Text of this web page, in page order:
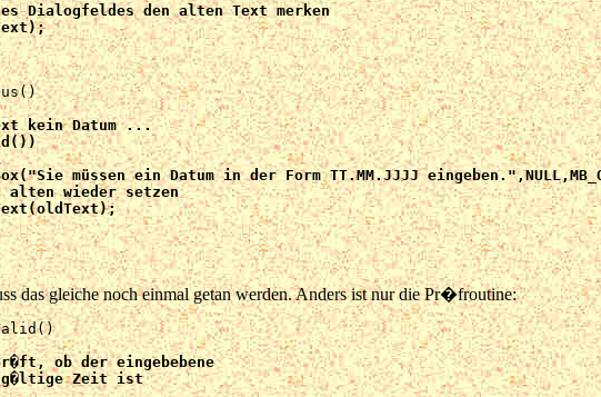
das gleiche noch einmal getan werden. Anders ist nur die Pr�froutine: